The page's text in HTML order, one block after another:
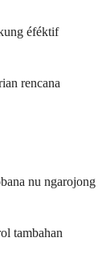
éféktif
rencana
nu ngarojong
tambahan